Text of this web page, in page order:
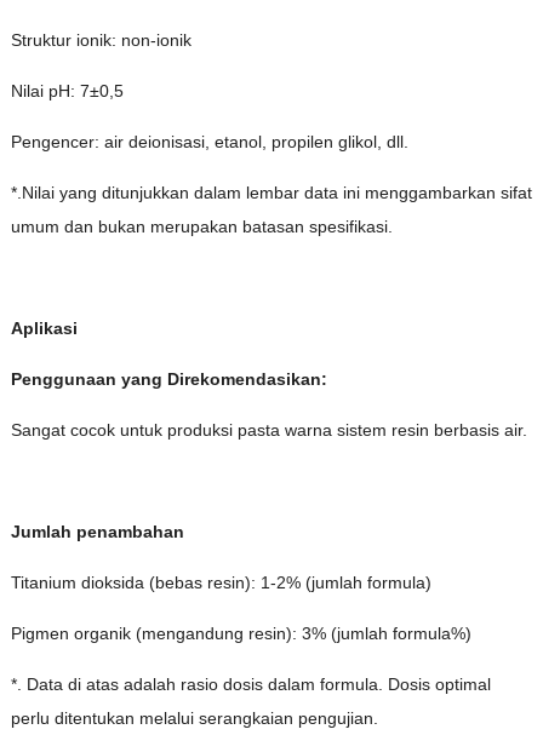
Struktur ionik: non-ionik
Nilai pH: 7±0,5
Pengencer: air deionisasi, etanol, propilen glikol, dll.
*.Nilai yang ditunjukkan dalam lembar data ini menggambarkan sifat
umum dan bukan merupakan batasan spesifikasi.
Aplikasi
Penggunaan yang Direkomendasikan:
Sangat cocok untuk produksi pasta warna sistem resin berbasis air.
Jumlah penambahan
Titanium dioksida (bebas resin): 1-2% (jumlah formula)
Pigmen organik (mengandung resin): 3% (jumlah formula%)
*. Data di atas adalah rasio dosis dalam formula. Dosis optimal
perlu ditentukan melalui serangkaian pengujian.